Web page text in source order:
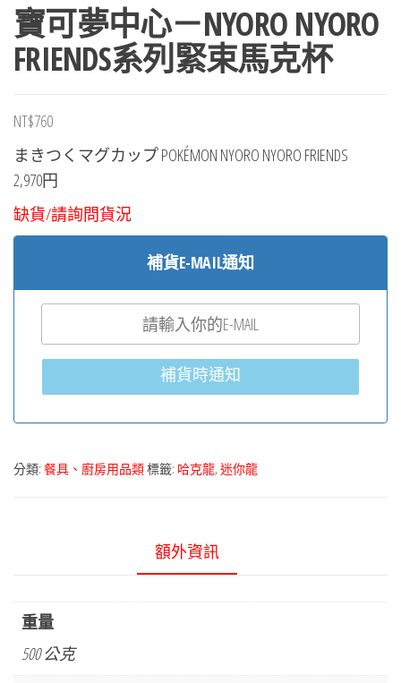
寶可夢中心－NYORO NYORO
FRIENDS系列緊束馬克杯
NT$760
まきつくマグカップ POKÉMON NYORO NYORO FRIENDS
2,970円
缺貨/請詢問貨況
補貨E-MAIL通知
補貨時通知
分類: 餐具、廚房用品類標籤: 哈克龍, 迷你龍
額外資訊
重量
500 公克